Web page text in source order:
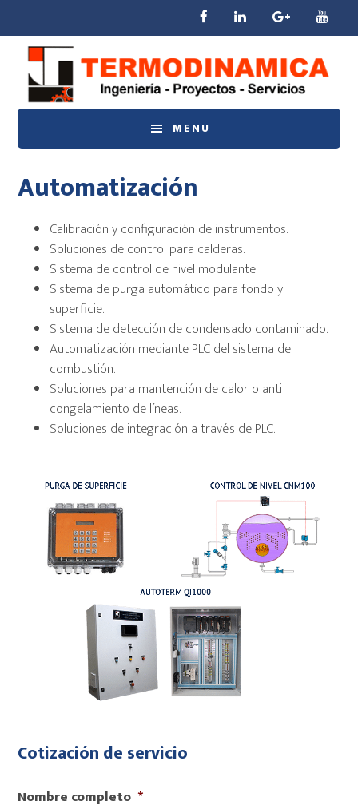
contenido
principal
barra
lateral
principal
página
MENU
Automatización
Calibración y configuración de instrumentos.
Soluciones de control para calderas.
Sistema de control de nivel modulante.
Sistema de purga automático para fondo y
superficie.
Sistema de detección de condensado contaminado.
Automatización mediante PLC del sistema de
combustión.
Soluciones para mantención de calor o anti
congelamiento de líneas.
Soluciones de integración a través de PLC.
Cotización de servicio
Nombre completo *